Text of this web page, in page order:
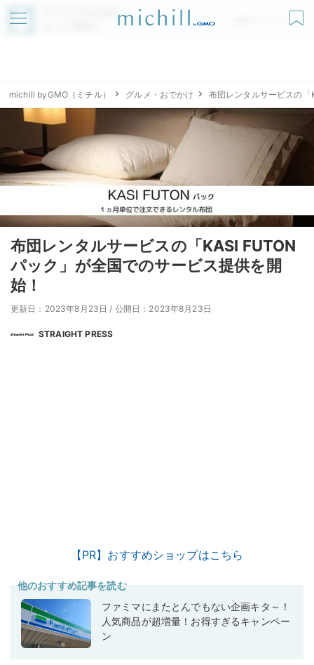
アプリでmichillが
無料ダウンロード
michill byGMO（ミチル） グルメ・おでかけ 布団レンタルサービスの
布団レンタルサービスの「KASI FUTON
パック」が全国でのサービス提供を開
始！
更新日：2023年8月23日 / 公開日：2023年8月23日
STRAIGHT PRESS
【PR】おすすめショップはこちら
他のおすすめ記事を読む
ファミマにまたとんでもない企画キタ～！
人気商品が超増量！お得すぎるキャンペー
ン